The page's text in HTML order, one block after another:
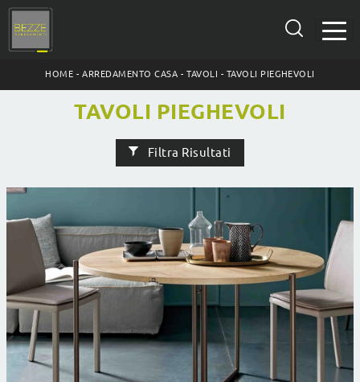
HOME -ARREDAMENTO CASA - TAVOLI - TAVOLI PIEGHEVOLI
TAVOLI PIEGHEVOLI
Filtra Risultati